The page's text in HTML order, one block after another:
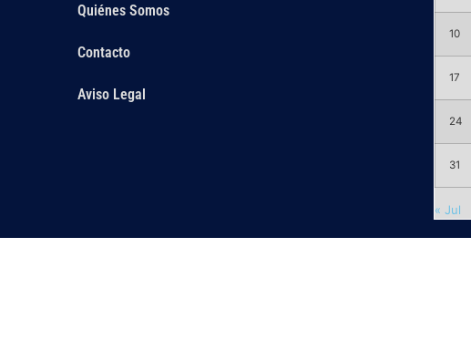
Quiénes Somos
Contacto
Aviso Legal
10
17
24
31
« Jul